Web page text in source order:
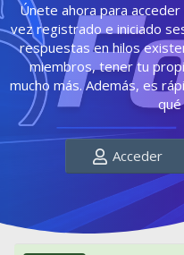
Únete ahora para
vez registrado e iniciado
respuestas en hilos
miembros, tener tu
mucho más. Además, es
Acceder